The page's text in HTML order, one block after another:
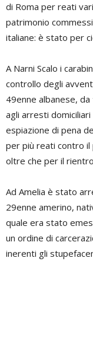
di Roma per reati
patrimonio
italiane: è stato per
A Narni Scalo i
controllo degli
49enne albanese,
agli arresti
espiazione di pena
per più reati contro
oltre che per il
Ad Amelia è stato
29enne amerino,
quale era stato
un ordine di
inerenti gli